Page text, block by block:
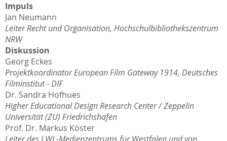
Impuls
Jan Neumann
Leiter Recht und Organisation, Hochschulbibliothekszentrum
NRW
Diskussion
Georg Eckes
Projektkoordinator European Film Gateway 1914, Deutsches
Filminstitut - DIF
Dr. Sandra Hofhues
Higher Educational Design Research Center / Zeppelin
Universität (ZU) Friedrichshafen
Prof. Dr. Markus Köster